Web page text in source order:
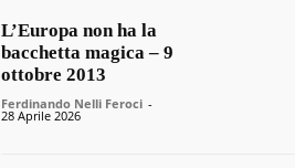
L’Europa non ha la
bacchetta magica – 9
ottobre 2013
Ferdinando Nelli Feroci -
28 Aprile 2026